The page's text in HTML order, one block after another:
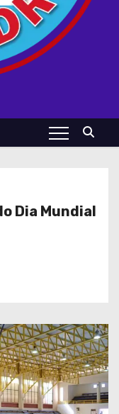
Dia Mundial